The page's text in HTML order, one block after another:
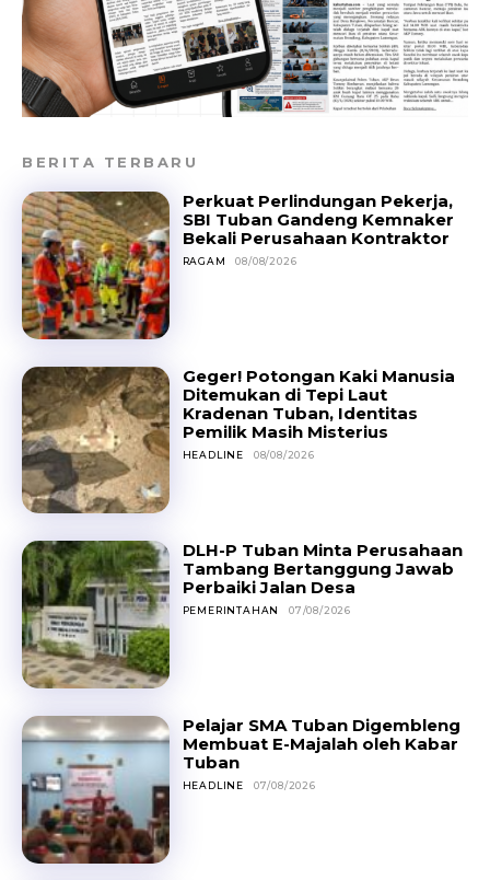
BERITA TERBARU
Perkuat Perlindungan Pekerja,
SBI Tuban Gandeng Kemnaker
Bekali Perusahaan Kontraktor
RAGAM 08/08/2026
Geger! Potongan Kaki Manusia
Ditemukan di Tepi Laut
Kradenan Tuban, Identitas
Pemilik Masih Misterius
HEADLINE 08/08/2026
DLH-P Tuban Minta Perusahaan
Tambang Bertanggung Jawab
Perbaiki Jalan Desa
PEMERINTAHAN 07/08/2026
Pelajar SMA Tuban Digembleng
Membuat E-Majalah oleh Kabar
Tuban
HEADLINE 07/08/2026